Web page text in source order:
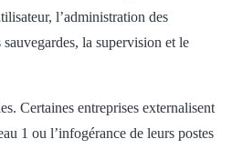
l’administration des
la supervision et le
Certaines entreprises externalisent
1 ou l’infogérance de leurs postes